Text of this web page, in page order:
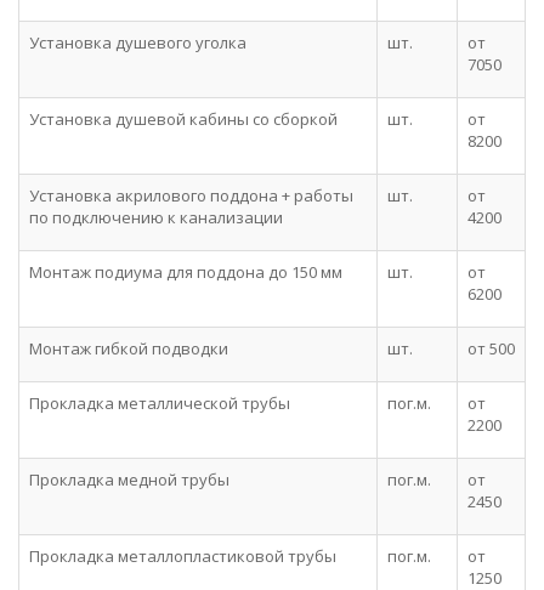
Установка душевого уголка шт.
от
7050
Установка душевой кабины со сборкой шт.
от
8200
Установка акрилового поддона + работы
по подключению к канализации
шт.
от
4200
Монтаж подиума для поддона до 150 мм шт.
от
6200
Монтаж гибкой подводки шт. от 500
Прокладка металлической трубы пог.м.
от
2200
Прокладка медной трубы пог.м.
от
2450
Прокладка металлопластиковой трубы пог.м.
от
1250